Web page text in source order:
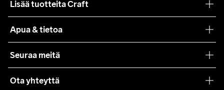
Lisää tuotteita Craft
Yhteistyöt
Lehdistö
Apua & tietoa
Käyttöehdot
Asiakaspalvelu
Seuraa meitä
Ota yhteyttä